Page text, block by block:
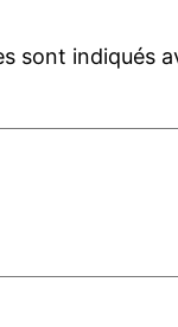
sont indiqués